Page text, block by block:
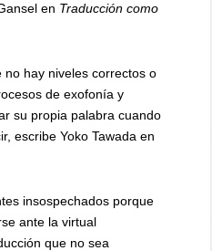
en Traducción como
no hay niveles correctos o
de exofonía y
su propia palabra cuando
escribe Yoko Tawada en
insospechados porque
ante la virtual
que no sea